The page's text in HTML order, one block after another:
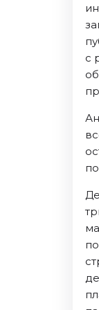
Сентябрь 2026
Октябрь 2026
Сентябрь 2026
Октябрь 2026
Декабрь 2026
с